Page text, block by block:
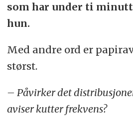
som har under ti
hun.
Med andre ord er
størst.
– Påvirker det
aviser kutter frekvens?